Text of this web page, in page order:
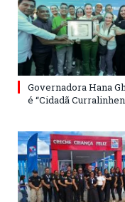
Governadora Hana
é “Cidadã